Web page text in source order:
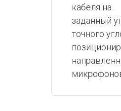
кабеля на
заданный
точного